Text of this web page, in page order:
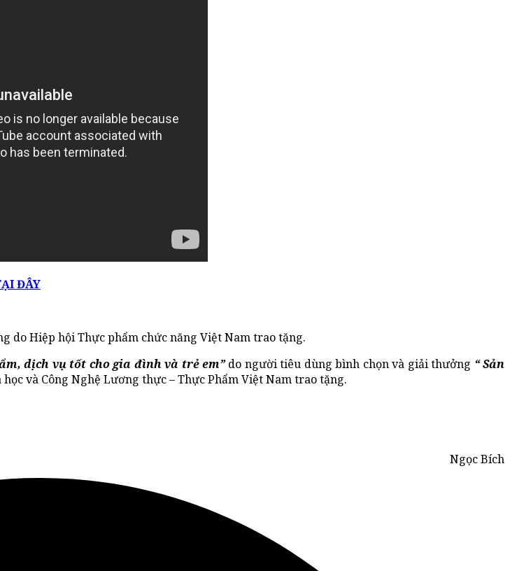
ĐÂY
do Hiệp hội Thực phẩm chức năng Việt Nam trao tặng.
dịch vụ tốt cho gia đình và trẻ em”do người tiêu dùng bình chọn và giải thưởng “ Sản
và Công Nghệ Lương thực – Thực Phẩm Việt Nam trao tặng.
Ngọc Bích